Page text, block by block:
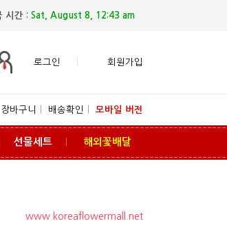
시간 : Sat, August 8, 12:43 am
로그인 회원가입
장바구니 배송확인 모바일 버전
선물세트 해외꽃배달
www.koreaflowermall.net